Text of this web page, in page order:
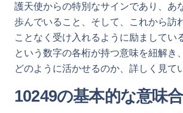
護天使からの特別なサインであり、あ
歩んでいること、そして、これから訪
ことなく受け入れるように励ましてい
という数字の各桁が持つ意味を紐解き
どのように活かせるのか、詳しく見て
10249の基本的な意味